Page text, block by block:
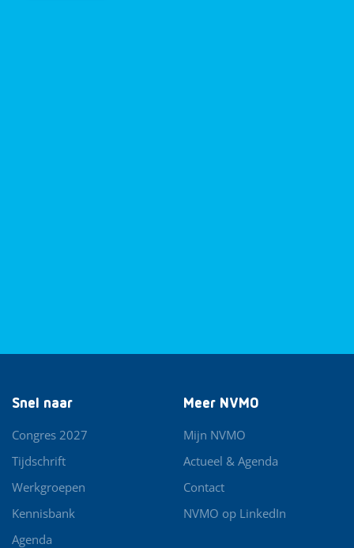
Snel naar
Congres 2027
Tijdschrift
Werkgroepen
Kennisbank
Agenda
Meer NVMO
Mijn NVMO
Actueel & Agenda
Contact
NVMO op LinkedIn